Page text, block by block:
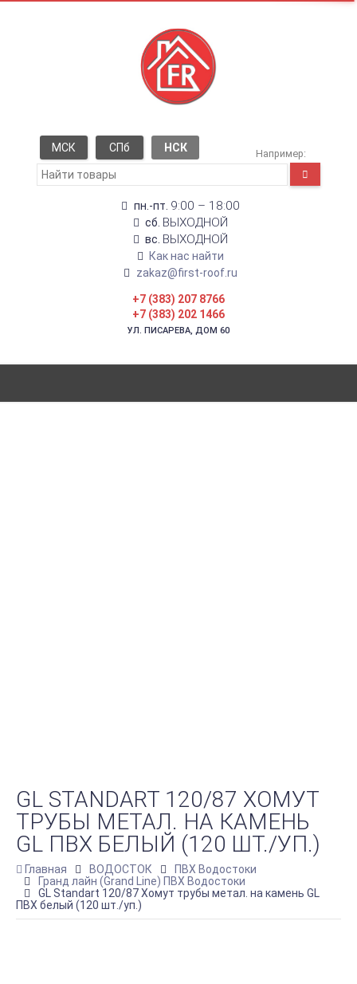
МСК СПб НСК Например:
пн.-пт. 9:00 – 18:00
сб. ВЫХОДНОЙ
вс. ВЫХОДНОЙ
Как нас найти
zakaz@first-roof.ru
+7 (383) 207 8766
+7 (383) 202 1466
УЛ. ПИСАРЕВА, ДОМ 60
GL STANDART 120/87 ХОМУТ
ТРУБЫ МЕТАЛ. НА КАМЕНЬ
GL ПВХ БЕЛЫЙ (120 ШТ./УП.)
Главная ВОДОСТОК
ПВХ Водостоки
Гранд лайн (Grand Line) ПВХ Водостоки
GL Standart 120/87 Хомут трубы метал. на камень GL
ПВХ белый (120 шт./уп.)